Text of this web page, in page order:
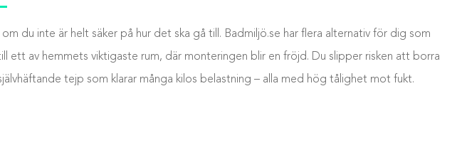
du inte är helt säker på hur det ska gå till. Badmiljö.se har flera alternativ för dig som
av hemmets viktigaste rum, där monteringen blir en fröjd. Du slipper risken att borra
tejp som klarar många kilos belastning – alla med hög tålighet mot fukt.